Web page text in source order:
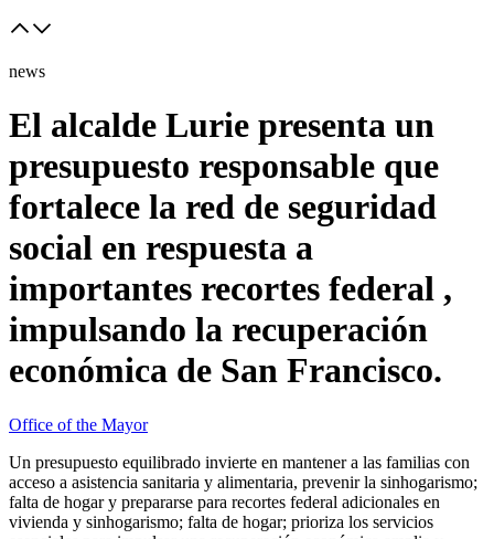
news
El alcalde Lurie presenta un
presupuesto responsable que
fortalece la red de seguridad
social en respuesta a
importantes recortes federal ,
impulsando la recuperación
económica de San Francisco.
Office of the Mayor
Un presupuesto equilibrado invierte en mantener a las familias con
acceso a asistencia sanitaria y alimentaria, prevenir la sinhogarismo;
falta de hogar y prepararse para recortes federal adicionales en
vivienda y sinhogarismo; falta de hogar; prioriza los servicios